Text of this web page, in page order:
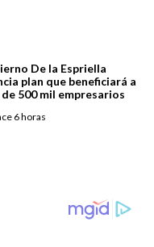
De la Espriella
plan que beneficiará a
de 500 mil empresarios
6 horas